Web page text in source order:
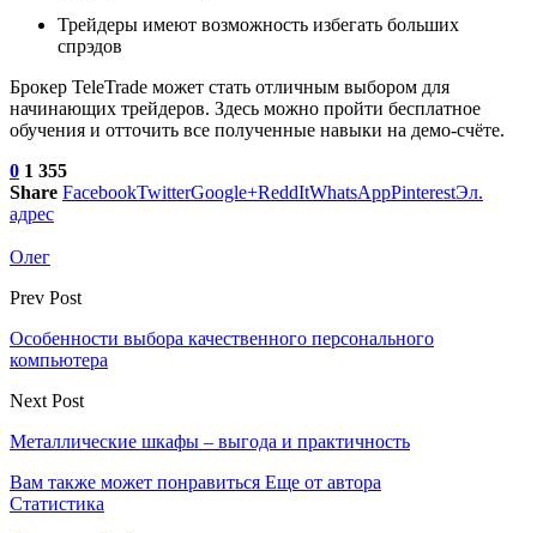
Трейдеры имеют возможность избегать больших
спрэдов
Брокер TeleTrade может стать отличным выбором для
начинающих трейдеров. Здесь можно пройти бесплатное
обучения и отточить все полученные навыки на демо-счёте.
0 1 355
Share FacebookTwitterGoogle+ReddItWhatsAppPinterestЭл.
адрес
Олег
Prev Post
Особенности выбора качественного персонального
компьютера
Next Post
Металлические шкафы – выгода и практичность
Вам также может понравиться Еще от автора
Статистика